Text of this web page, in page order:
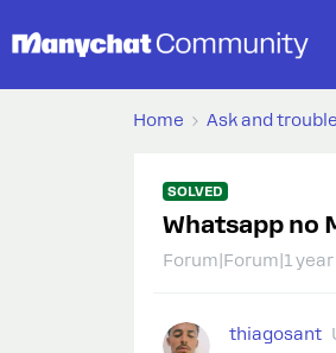
Home Ask and
SOLVED
Whatsapp no
Forum|Forum|1 year
thiagosant